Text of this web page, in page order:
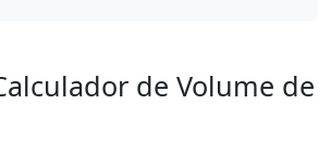
de Volume de